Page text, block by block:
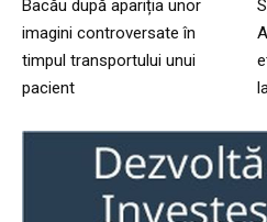
Bacău după apariția unor
imagini controversate în
timpul transportului unui
pacient